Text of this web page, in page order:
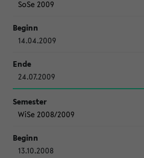
SoSe 2009
14.04.2009
24.07.2009
WiSe 2008/2009
13.10.2008